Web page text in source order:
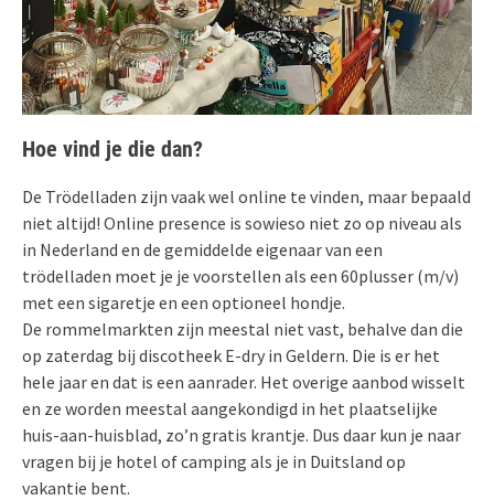
Hoe vind je die dan?
De Trödelladen zijn vaak wel online te vinden, maar bepaald
niet altijd! Online presence is sowieso niet zo op niveau als
in Nederland en de gemiddelde eigenaar van een
trödelladen moet je je voorstellen als een 60plusser (m/v)
met een sigaretje en een optioneel hondje.
De rommelmarkten zijn meestal niet vast, behalve dan die
op zaterdag bij discotheek E-dry in Geldern. Die is er het
hele jaar en dat is een aanrader. Het overige aanbod wisselt
en ze worden meestal aangekondigd in het plaatselijke
huis-aan-huisblad, zo’n gratis krantje. Dus daar kun je naar
vragen bij je hotel of camping als je in Duitsland op
vakantie bent.